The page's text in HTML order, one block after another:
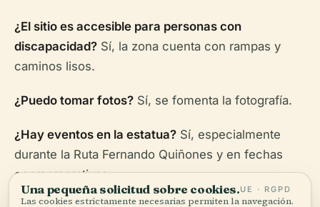
¿El sitio es accesible para personas con
discapacidad? Sí, la zona cuenta con rampas y
caminos lisos.
¿Puedo tomar fotos? Sí, se fomenta la fotografía.
¿Hay eventos en la estatua? Sí, especialmente
durante la Ruta Fernando Quiñones y en fechas
conmemorativas.
Una pequeña solicitud sobre cookies.UE · RGPD
Las cookies estrictamente necesarias permiten la navegación.